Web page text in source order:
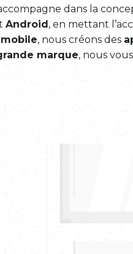
dans la
Android, en mettant
, nous créons des
marque, nous